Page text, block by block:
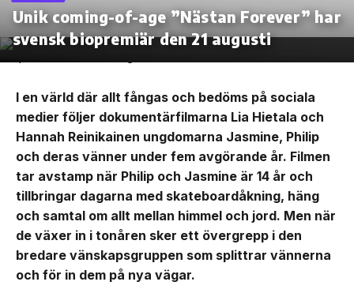
Unik coming-of-age ”Nästan Forever” har
svensk biopremiär den 21 augusti
I en värld där allt fångas och bedöms på sociala
medier följer dokumentärfilmarna Lia Hietala och
Hannah Reinikainen ungdomarna Jasmine, Philip
och deras vänner under fem avgörande år. Filmen
tar avstamp när Philip och Jasmine är 14 år och
tillbringar dagarna med skateboardåkning, häng
och samtal om allt mellan himmel och jord. Men när
de växer in i tonåren sker ett övergrepp i den
bredare vänskapsgruppen som splittrar vännerna
och för in dem på nya vägar.